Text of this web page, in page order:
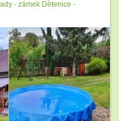
- zámek Dětenice -